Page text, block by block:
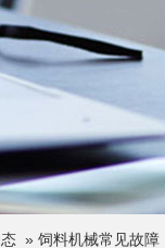
» 饲料机械常见故障